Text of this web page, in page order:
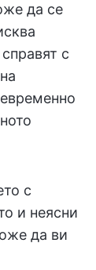
да се
с
с
и неясни
да ви